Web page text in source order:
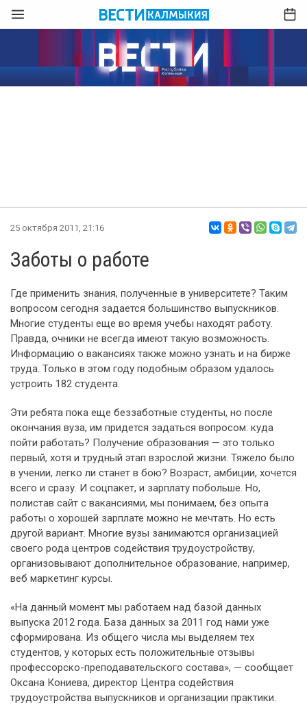
25 октября 2011, 21:16
Заботы о работе
Где применить знания, полученные в университете? Таким
вопросом сегодня задается большинство выпускников.
Многие студенты еще во время учебы находят работу.
Правда, очники не всегда имеют такую возможность.
Информацию о вакансиях также можно узнать и на бирже
труда. Только в этом году подобным образом удалось
устроить 182 студента.
Эти ребята пока еще беззаботные студенты, но после
окончания вуза, им придется задаться вопросом: куда
пойти работать? Получение образования — это только
первый, хотя и трудный этап взрослой жизни. Тяжело было
в учении, легко ли станет в бою? Возраст, амбиции, хочется
всего и сразу. И соцпакет, и зарплату побольше. Но,
полистав сайт с вакансиями, мы понимаем, без опыта
работы о хорошей зарплате можно не мечтать. Но есть
другой вариант. Многие вузы занимаются организацией
своего рода центров содействия трудоустройству,
организовывают дополнительное образование, например,
веб маркетинг курсы.
«На данный момент мы работаем над базой данных
выпуска 2012 года. База данных за 2011 год нами уже
сформирована. Из общего числа мы выделяем тех
студентов, у которых есть положительные отзывы
профессорско-преподавательского состава», — сообщает
Оксана Кониева, директор Центра содействия
трудоустройства выпускников и организации практики.